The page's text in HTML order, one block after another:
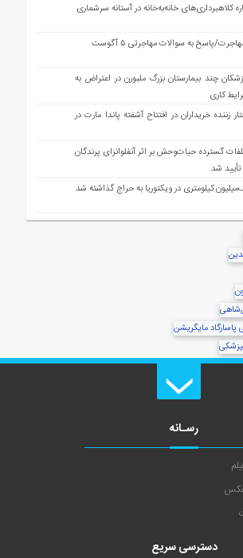
کلاهبرداری‌های خانه‌به‌خانه در آستانه سرشماری
پاسخ به سوالات مهاجرتی ۵ آگوست
چند بیمارستان بزرگ ملبورن در اعتراض به
کاری
زننده خریداران در افتتاح آشفته پاندا مارت در
گسترده حیات‌وحش بر اثر آنفلوانزای پرندگان
تأیید شد
کیلومتری در ویکتوریا به حراج گذاشته شد
رسـانه
دسترسی سریع